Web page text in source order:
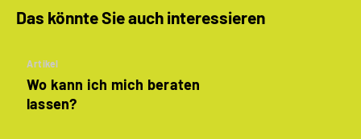
Das könnte Sie auch interessieren
Artikel
Wo kann ich mich beraten
lassen?